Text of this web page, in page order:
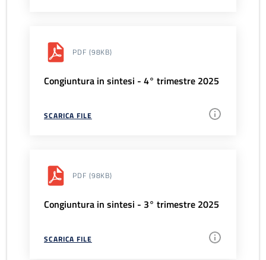
PDF (98KB)
Congiuntura in sintesi - 4° trimestre 2025
SCARICA FILE
PDF (98KB)
Congiuntura in sintesi - 3° trimestre 2025
SCARICA FILE